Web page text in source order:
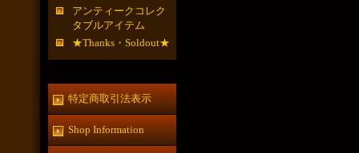
アンティークコレク
タブルアイテム
★Thanks・Soldout★
特定商取引法表示
Shop Information